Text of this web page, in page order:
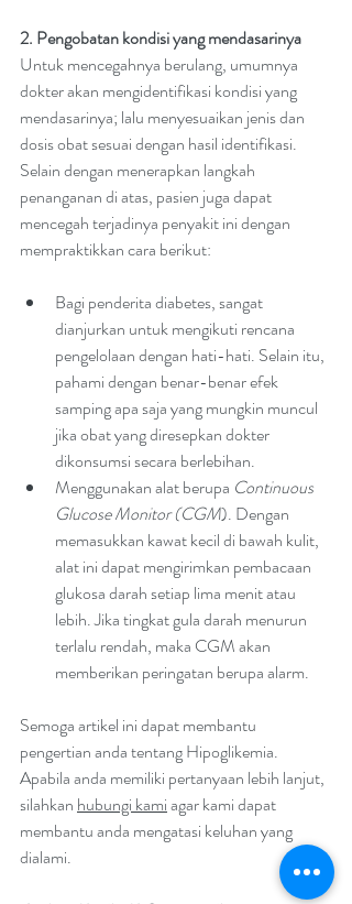
2. Pengobatan kondisi yang mendasarinya
Untuk mencegahnya berulang, umumnya
dokter akan mengidentifikasi kondisi yang
mendasarinya; lalu menyesuaikan jenis dan
dosis obat sesuai dengan hasil identifikasi.
Selain dengan menerapkan langkah
penanganan di atas, pasien juga dapat
mencegah terjadinya penyakit ini dengan
mempraktikkan cara berikut:
Bagi penderita diabetes, sangat
dianjurkan untuk mengikuti rencana
pengelolaan dengan hati-hati. Selain itu,
pahami dengan benar-benar efek
samping apa saja yang mungkin muncul
jika obat yang diresepkan dokter
dikonsumsi secara berlebihan.
Menggunakan alat berupa Continuous
Glucose Monitor (CGM). Dengan
memasukkan kawat kecil di bawah kulit,
alat ini dapat mengirimkan pembacaan
glukosa darah setiap lima menit atau
lebih. Jika tingkat gula darah menurun
terlalu rendah, maka CGM akan
memberikan peringatan berupa alarm.
Semoga artikel ini dapat membantu
pengertian anda tentang Hipoglikemia.
Apabila anda memiliki pertanyaan lebih lanjut,
silahkan hubungi kami agar kami dapat
membantu anda mengatasi keluhan yang
dialami.